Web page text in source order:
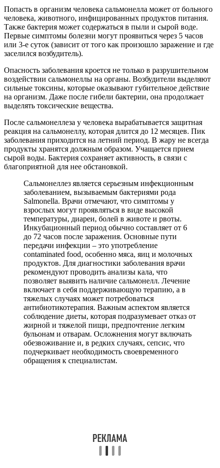
Попасть в организм человека сальмонелла может от больного
человека, животного, инфицированных продуктов питания.
Также бактерия может содержаться в пыли и сырой воде.
Первые симптомы болезни могут проявиться через 5 часов
или 3-е суток (зависит от того как произошло заражение и где
заселился возбудитель).
Опасность заболевания кроется не только в разрушительном
воздействии сальмонеллы на органы. Возбудители выделяют
сильные токсины, которые оказывают губительное действие
на организм. Даже после гибели бактерии, она продолжает
выделять токсические вещества.
После сальмонеллеза у человека вырабатывается защитная
реакция на сальмонеллу, которая длится до 12 месяцев. Пик
заболевания приходится на летний период. В жару не всегда
продукты хранятся должным образом. Учащается прием
сырой воды. Бактерия сохраняет активность, в связи с
благоприятной для нее обстановкой.
Сальмонеллез является серьезным инфекционным
заболеванием, вызываемым бактериями рода
Salmonella. Врачи отмечают, что симптомы у
взрослых могут проявляться в виде высокой
температуры, диареи, болей в животе и рвоты.
Инкубационный период обычно составляет от 6
до 72 часов после заражения. Основные пути
передачи инфекции – это употребление
contaminated food, особенно мяса, яиц и молочных
продуктов. Для диагностики заболевания врачи
рекомендуют проводить анализы кала, что
позволяет выявить наличие сальмонелл. Лечение
включает в себя поддерживающую терапию, а в
тяжелых случаях может потребоваться
антибиотикотерапия. Важным аспектом является
соблюдение диеты, которая подразумевает отказ от
жирной и тяжелой пищи, предпочтение легким
бульонам и отварам. Осложнения могут включать
обезвоживание и, в редких случаях, сепсис, что
подчеркивает необходимость своевременного
обращения к специалистам.